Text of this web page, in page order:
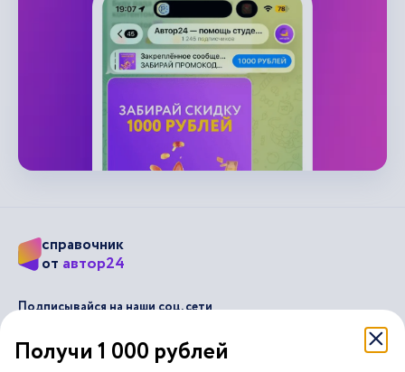
справочник
от автор24
Подписывайся на наши соц. сети
Получи 1 000 рублей